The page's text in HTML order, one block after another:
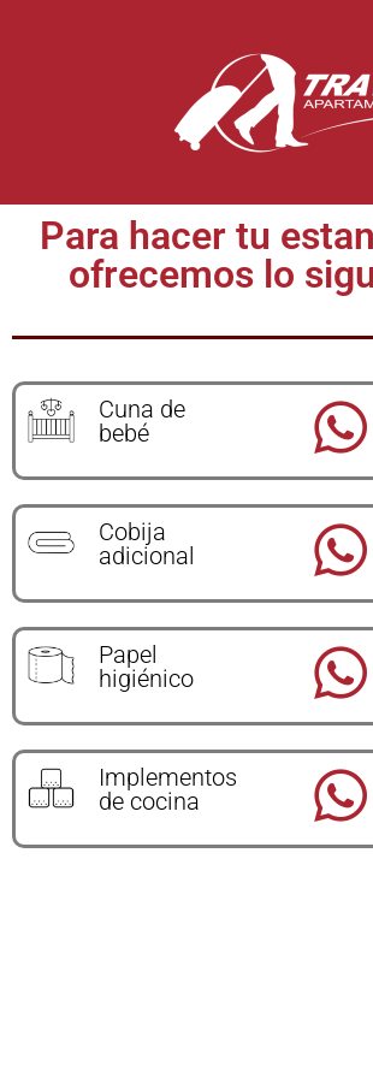
Para hacer tu
ofrecemos lo
Cuna de
bebé
Cobija
adicional
Papel
higiénico
Implementos
de cocina